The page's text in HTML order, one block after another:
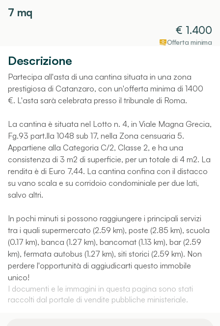
7 mq
€ 1.400
Offerta minima
Descrizione
Partecipa all'asta di una cantina situata in una zona
prestigiosa di Catanzaro, con un'offerta minima di 1400
€. L'asta sarà celebrata presso il tribunale di Roma.
La cantina è situata nel Lotto n. 4, in Viale Magna Grecia,
Fg.93 part.lla 1048 sub 17, nella Zona censuaria 5.
Appartiene alla Categoria C/2, Classe 2, e ha una
consistenza di 3 m2 di superficie, per un totale di 4 m2. La
rendita è di Euro 7,44. La cantina confina con il distacco
su vano scala e su corridoio condominiale per due lati,
salvo altri.
In pochi minuti si possono raggiungere i principali servizi
tra i quali supermercato (2.59 km), poste (2.85 km), scuola
(0.17 km), banca (1.27 km), bancomat (1.13 km), bar (2.59
km), fermata autobus (1.27 km), siti storici (2.59 km). Non
perdere l'opportunità di aggiudicarti questo immobile
unico!
I documenti e le immagini in questa pagina sono stati
raccolti dal portale di vendite pubbliche ministeriale.